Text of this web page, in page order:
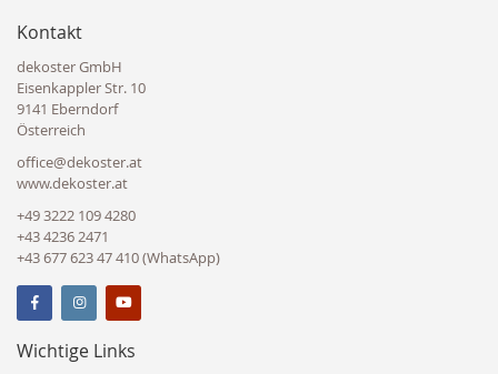
Kontakt
dekoster GmbH
Eisenkappler Str. 10
9141 Eberndorf
Österreich
office@dekoster.at
www.dekoster.at
+49 3222 109 4280
+43 4236 2471
+43 677 623 47 410 (WhatsApp)
Wichtige Links